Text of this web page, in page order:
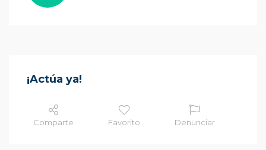
¡Actúa ya!
Comparte Favorito Denunciar